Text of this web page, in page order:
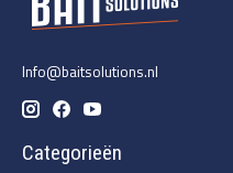
Info@baitsolutions.nl
Categorieën